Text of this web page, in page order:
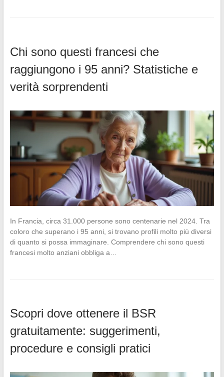
Chi sono questi francesi che
raggiungono i 95 anni? Statistiche e
verità sorprendenti
In Francia, circa 31.000 persone sono centenarie nel 2024. Tra
coloro che superano i 95 anni, si trovano profili molto più diversi
di quanto si possa immaginare. Comprendere chi sono questi
francesi molto anziani obbliga a…
Scopri dove ottenere il BSR
gratuitamente: suggerimenti,
procedure e consigli pratici